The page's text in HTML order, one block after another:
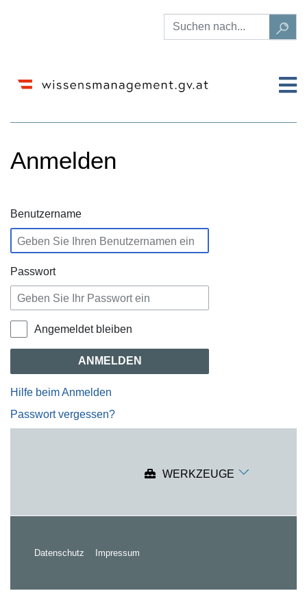
Anmelden
Wechseln zu:Navigation
Benutzername
Passwort
Angemeldet bleiben
ANMELDEN
Hilfe beim Anmelden
Passwort vergessen?
WERKZEUGE
Datenschutz Impressum